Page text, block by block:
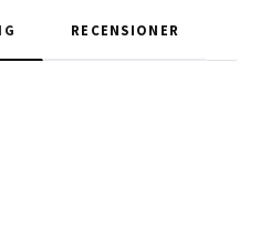
RECENSIONER